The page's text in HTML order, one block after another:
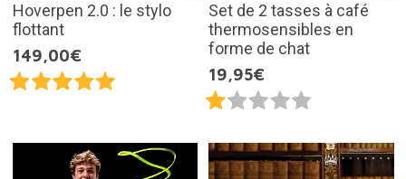
Hoverpen 2.0 : le stylo
flottant
149,00€
Set de 2 tasses à café
thermosensibles en
forme de chat
19,95€